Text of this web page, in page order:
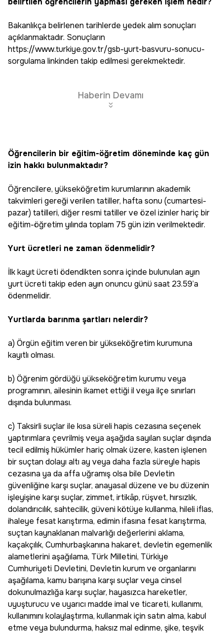
Bakanlıkça belirlenen tarihlerde yedek alım sonuçları
açıklanmaktadır. Sonuçların
https://www.turkiye.gov.tr/gsb-yurt-basvuru-sonucu-
sorgulama linkinden takip edilmesi gerekmektedir.
Haberin Devamı
Öğrencilerin bir eğitim-öğretim döneminde kaç gün
izin hakkı bulunmaktadır?
Öğrencilere, yükseköğretim kurumlarının akademik
takvimleri gereği verilen tatiller, hafta sonu (cumartesi-
pazar) tatilleri, diğer resmi tatiller ve özel izinler hariç bir
eğitim-öğretim yılında toplam 75 gün izin verilmektedir.
Yurt ücretleri ne zaman ödenmelidir?
İlk kayıt ücreti ödendikten sonra içinde bulunulan ayın
yurt ücreti takip eden ayın onuncu günü saat 23.59’a
ödenmelidir.
Yurtlarda barınma şartları nelerdir?
a) Örgün eğitim veren bir yükseköğretim kurumuna
kayıtlı olması.
b) Öğrenim gördüğü yükseköğretim kurumu veya
programının, ailesinin ikamet ettiği il veya ilçe sınırları
dışında bulunması.
c) Taksirli suçlar ile kısa süreli hapis cezasına seçenek
yaptırımlara çevrilmiş veya aşağıda sayılan suçlar dışında
tecil edilmiş hükümler hariç olmak üzere, kasten işlenen
bir suçtan dolayı altı ay veya daha fazla süreyle hapis
cezasına ya da affa uğramış olsa bile Devletin
güvenliğine karşı suçlar, anayasal düzene ve bu düzenin
işleyişine karşı suçlar, zimmet, irtikâp, rüşvet, hırsızlık,
dolandırıcılık, sahtecilik, güveni kötüye kullanma, hileli iflas,
ihaleye fesat karıştırma, edimin ifasına fesat karıştırma,
suçtan kaynaklanan malvarlığı değerlerini aklama,
kaçakçılık, Cumhurbaşkanına hakaret, devletin egemenlik
alametlerini aşağılama, Türk Milletini, Türkiye
Cumhuriyeti Devletini, Devletin kurum ve organlarını
aşağılama, kamu barışına karşı suçlar veya cinsel
dokunulmazlığa karşı suçlar, hayasızca hareketler,
uyuşturucu ve uyarıcı madde imal ve ticareti, kullanımı,
kullanımını kolaylaştırma, kullanmak için satın alma, kabul
etme veya bulundurma, haksız mal edinme, şike, teşvik